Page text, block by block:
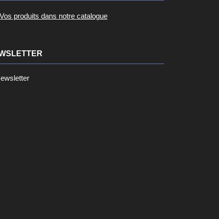
produits dans notre catalogue